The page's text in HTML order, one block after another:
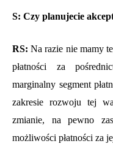
S: Czy planujecie
RS: Na razie nie mamy
płatności za
marginalny segment
zakresie rozwoju tej
zmianie, na pewno
możliwości płatności za